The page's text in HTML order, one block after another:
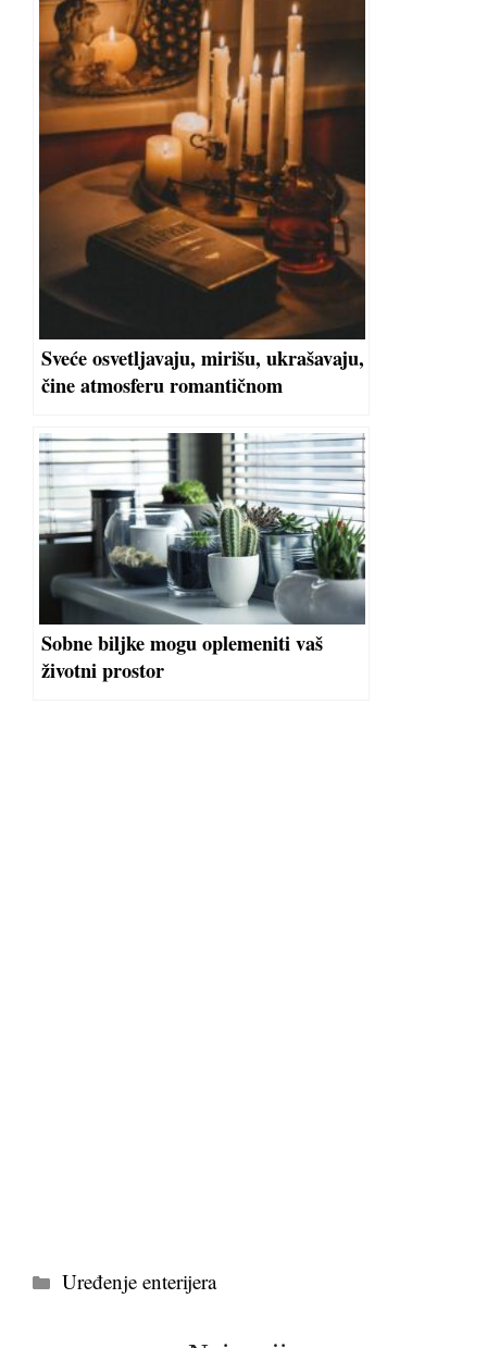
Sveće osvetljavaju, mirišu, ukrašavaju,
čine atmosferu romantičnom
Sobne biljke mogu oplemeniti vaš
životni prostor
Kategorije
Uređenje enterijera